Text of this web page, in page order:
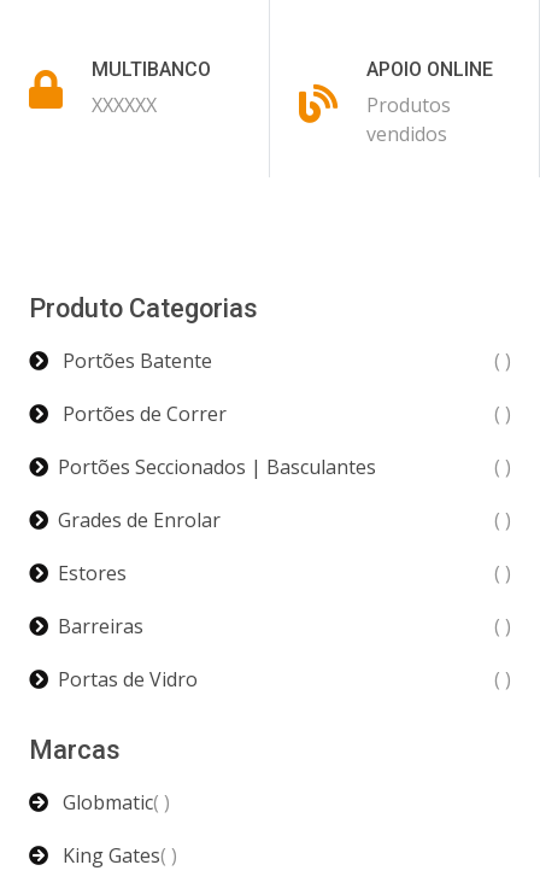
MULTIBANCO
XXXXXX
APOIO ONLINE
Produtos
vendidos
Produto Categorias
Portões Batente
( )
Portões de Correr
( )
Portões Seccionados | Basculantes
( )
Grades de Enrolar
( )
Estores
( )
Barreiras
( )
Portas de Vidro
( )
Marcas
Globmatic( )
King Gates( )